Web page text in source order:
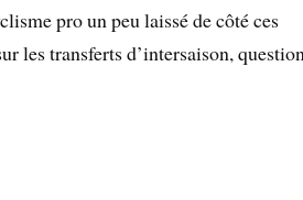
pro un peu laissé de côté ces
les transferts d’intersaison,